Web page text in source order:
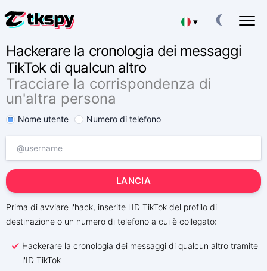
▾
Deutsch
Español
日本
Portuguese (Brazil)
Хинди हिन्दी
English
HACKERARE LE CHAT DI TIKTOK
Leggere la corrispondenza di altre persone
RIPRISTINARE TIKTOK
Recuperare le chat cancellate online
TRACCIA LA POSIZIONE SU TIKTOK
App di tracciamento
Aggiungere altri abbonati
Domande
Hackerare la cronologia dei messaggi
TikTok di qualcun altro
Tracciare la corrispondenza di
un'altra persona
Nome utente Numero di telefono
LANCIA
Prima di avviare l'hack, inserite l'ID TikTok del profilo di
destinazione o un numero di telefono a cui è collegato:
Hackerare la cronologia dei messaggi di qualcun altro tramite
l'ID TikTok